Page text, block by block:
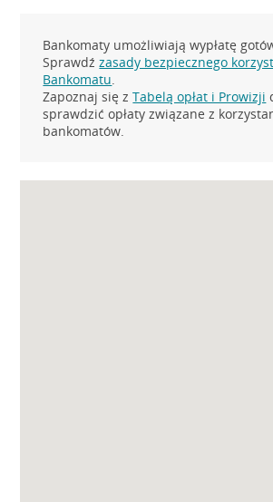
Bankomaty umożliwiają wypłatę
Sprawdźzasady bezpiecznego
Bankomatu.
Zapoznaj się zTabelą opłat i Prowizji
sprawdzić opłaty związane z
bankomatów.